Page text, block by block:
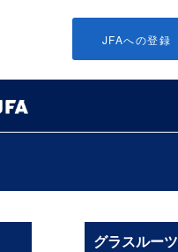
JFAへの登録
グラスルーツ